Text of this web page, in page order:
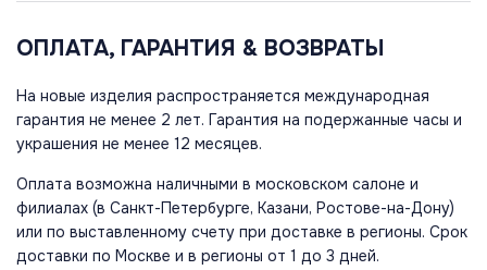
ОПЛАТА, ГАРАНТИЯ & ВОЗВРАТЫ
На новые изделия распространяется международная
гарантия не менее 2 лет. Гарантия на подержанные часы и
украшения не менее 12 месяцев.
Оплата возможна наличными в московском салоне и
филиалах (в Санкт-Петербурге, Казани, Ростове-на-Дону)
или по выставленному счету при доставке в регионы. Срок
доставки по Москве и в регионы от 1 до 3 дней.